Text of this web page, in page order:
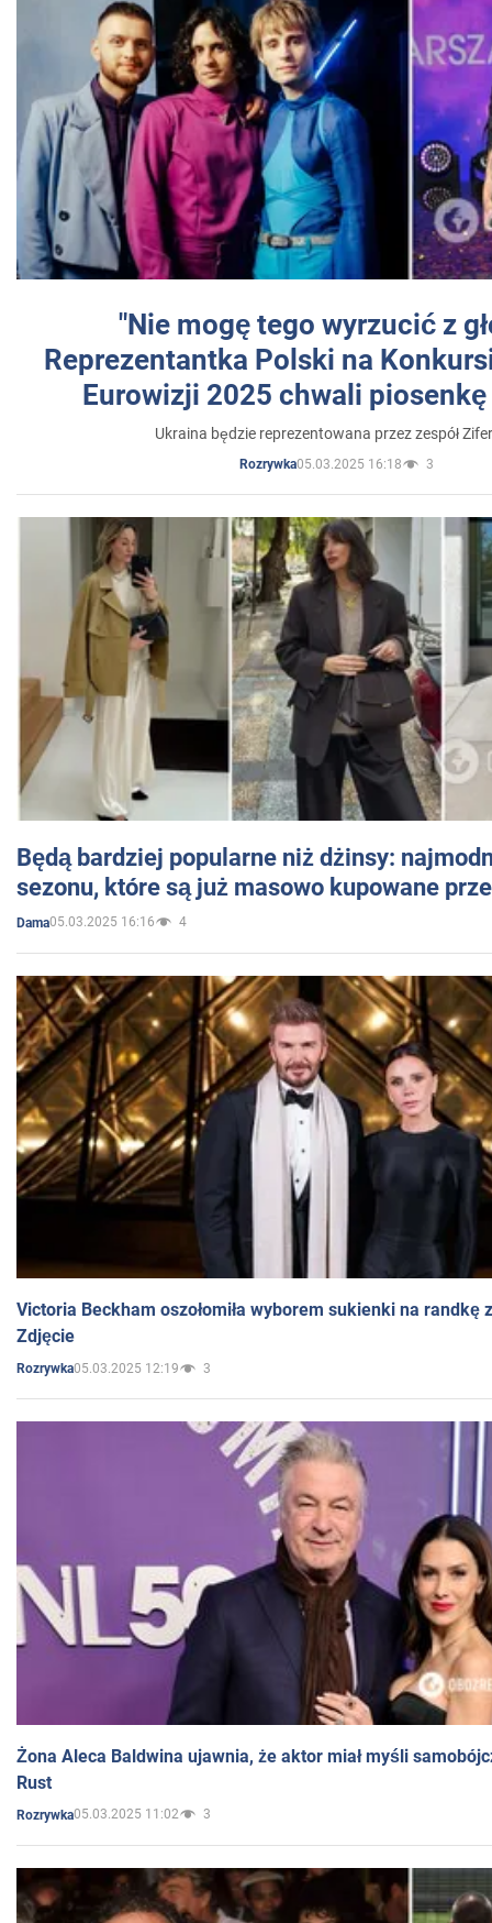
"Nie mogę tego wyrzucić z
Reprezentantka Polski na
Eurowizji 2025 chwali
Ukraina będzie reprezentowana przez zespół
Rozrywka05.03.2025 16:18 3
Będą bardziej popularne niż dżinsy:
sezonu, które są już masowo kupowane
Dama05.03.2025 16:16 4
Victoria Beckham oszołomiła wyborem sukienki na randkę
Zdjęcie
Rozrywka05.03.2025 12:19 3
Żona Aleca Baldwina ujawnia, że aktor miał myśli
Rust
Rozrywka05.03.2025 11:02 3